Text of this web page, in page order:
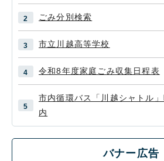
ごみ分別検索
市立川越高等学校
令和8年度家庭ごみ収集日程表
市内循環バス「川越シャトル
内
バナー広告